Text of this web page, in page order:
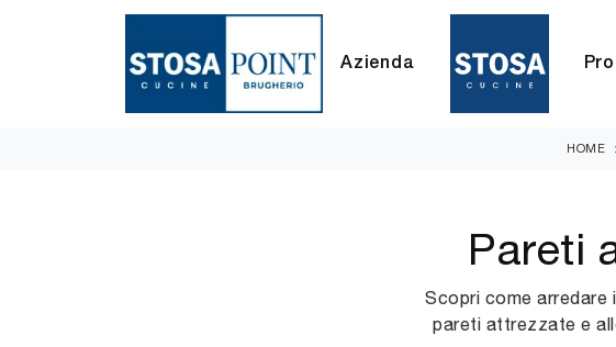
Azienda
HOME
Pareti
Scopri come arredare
pareti attrezzate e